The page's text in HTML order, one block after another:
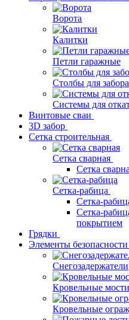
Ворота
Калитки
Петли гаражные
Столбы для забора
Системы для
Винтовые сваи
3D забор
Сетка строительная
Сетка сварная
Сетка
Сетка-рабица
Сетка-
Сетка-
покрытием
Грядки
Элементы
Снегозадержатели
Кровельные
Кровельные